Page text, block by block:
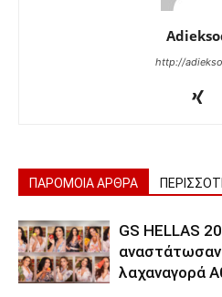
http://
ΠΑΡΟΜΟΙΑ ΑΡΘΡΑ
GS HELLAS
αναστάτωσαν
λαχαναγορά